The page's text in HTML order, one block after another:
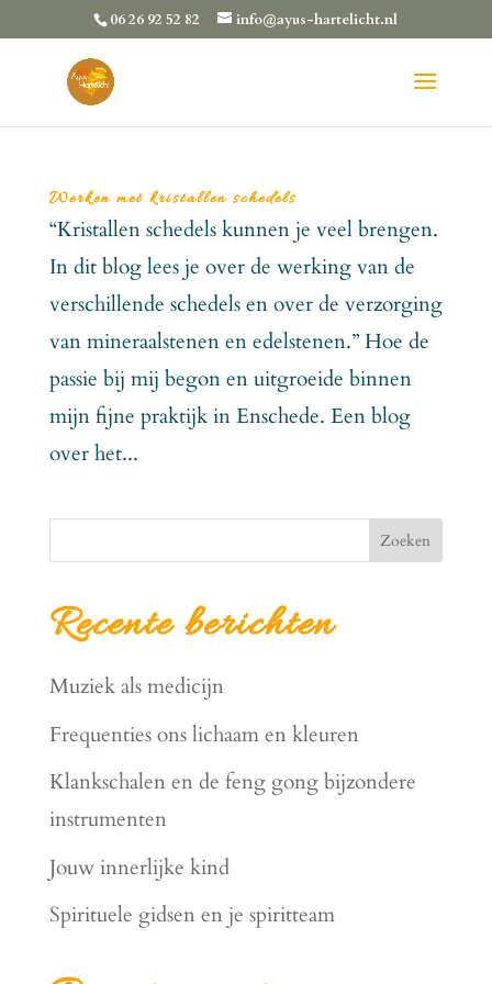
06 26 92 52 82 info@ayus-hartelicht.nl
Werken met kristallen schedels
“Kristallen schedels kunnen je veel brengen.
In dit blog lees je over de werking van de
verschillende schedels en over de verzorging
van mineraalstenen en edelstenen.” Hoe de
passie bij mij begon en uitgroeide binnen
mijn fijne praktijk in Enschede. Een blog
over het...
Zoeken
Recente berichten
Muziek als medicijn
Frequenties ons lichaam en kleuren
Klankschalen en de feng gong bijzondere
instrumenten
Jouw innerlijke kind
Spirituele gidsen en je spiritteam